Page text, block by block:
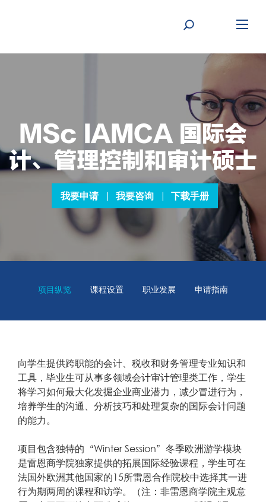
MSc IAMCA 国际会
计、管理控制和审计硕士
我要申请 我要咨询 下载手册
项目纵览 课程设置 职业发展 申请指南
向学生提供跨职能的会计、税收和财务管理专业知识和
工具，毕业生可从事多领域会计审计管理类工作，学生
将学习如何最大化发掘企业商业潜力，减少冒进行为，
培养学生的沟通、分析技巧和处理复杂的国际会计问题
的能力。
项目包含独特的“Winter Session”冬季欧洲游学模块
是雷恩商学院独家提供的拓展国际经验课程，学生可在
法国外欧洲其他国家的15所雷恩合作院校中选择其一进
行为期两周的课程和访学。（注：非雷恩商学院主观意